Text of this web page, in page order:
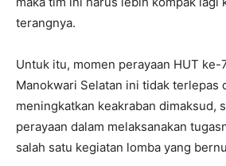
terangnya.
Untuk itu, momen perayaan HUT ke-
Manokwari Selatan ini tidak terlepas
meningkatkan keakraban dimaksud,
perayaan dalam melaksanakan
salah satu kegiatan lomba yang